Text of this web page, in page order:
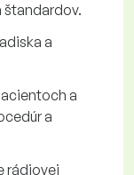
a
a
a
rádiovej